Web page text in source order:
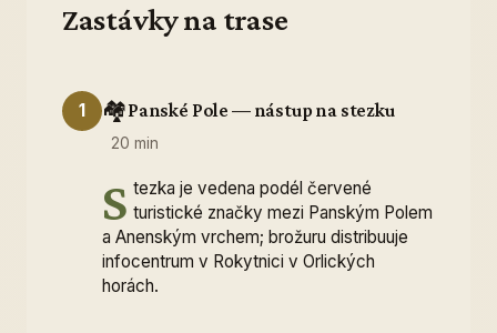
Zastávky na trase
1 🏘️Panské Pole — nástup na stezku
20 min
S tezka je vedena podél červené
turistické značky mezi Panským Polem
a Anenským vrchem; brožuru distribuuje
infocentrum v Rokytnici v Orlických
horách.